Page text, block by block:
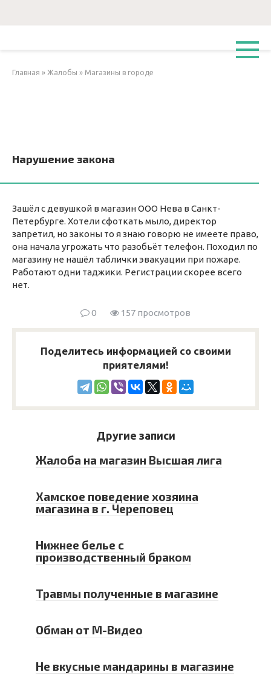
Главная » Жалобы » Магазины в городе
Нарушение закона
Зашёл с девушкой в магазин ООО Нева в Санкт-
Петербурге. Хотели сфоткать мыло, директор
запретил, но законы то я знаю говорю не имеете право,
она начала угрожать что разобьёт телефон. Походил по
магазину не нашёл таблички эвакуации при пожаре.
Работают одни таджики. Регистрации скорее всего
нет.
0 157 просмотров
Поделитесь информацией со своими
приятелями!
Другие записи
Жалоба на магазин Высшая лига
Хамское поведение хозяина
магазина в г. Череповец
Нижнее белье с
производственный браком
Травмы полученные в магазине
Обман от М-Видео
Не вкусные мандарины в магазине